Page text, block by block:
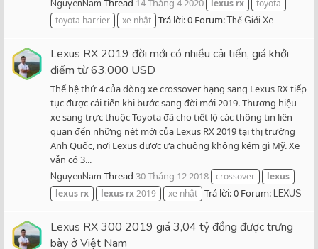
NguyenNam Thread 14 Tháng 4 2020 lexus rx
toyota
toyota harrier
xe nhật Trả lời: 0 Forum:Thế Giới Xe
Lexus RX 2019 đời mới có nhiều cải tiến, giá khởi
điểm từ 63.000 USD
Thế hệ thứ 4 của dòng xe crossover hạng sang Lexus RX tiếp
tục được cải tiến khi bước sang đời mới 2019. Thương hiệu
xe sang trực thuộc Toyota đã cho tiết lộ các thông tin liên
quan đến những nét mới của Lexus RX 2019 tại thị trường
Anh Quốc, nơi Lexus được ưa chuộng không kém gì Mỹ. Xe
vẫn có 3...
NguyenNam Thread 30 Tháng 12 2018 crossover
lexus
lexus rx lexus rx2019 xe nhật Trả lời: 0 Forum:LEXUS
Lexus RX 300 2019 giá 3,04 tỷ đồng được trưng
bày ở Việt Nam